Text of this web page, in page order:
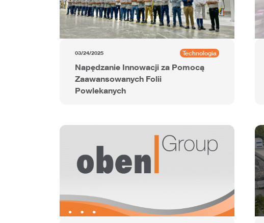
03/24/2025 Technologia
Napędzanie Innowacji za Pomocą
Zaawansowanych Folii
Powlekanych